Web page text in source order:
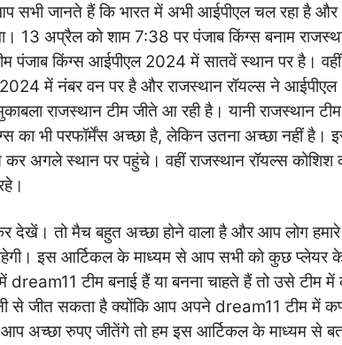
सभी जानते हैं कि भारत में अभी आईपीएल चल रहा है
13 अप्रैल को शाम 7:38 पर पंजाब किंग्स बनाम
पंजाब किंग्स आईपीएल 2024 में सातवें स्थान पर है।
में नंबर वन पर है और राजस्थान रॉयल्स ने आईपीएल
राजस्थान टीम जीते आ रही है। यानी राजस्थान
का भी परफॉर्मेंस अच्छा है, लेकिन उतना अच्छा नहीं है।
कर अगले स्थान पर पहुंचे। वहीं राजस्थान रॉयल्स
देखें। तो मैच बहुत अच्छा होने वाला है और आप लोग
इस आर्टिकल के माध्यम से आप सभी को कुछ प्लेयर के
टीम बनाई हैं या बनना चाहते हैं तो उसे टीम में
से जीत सकता है क्योंकि आप अपने dream11 टीम में
आप अच्छा रुपए जीतेंगे तो हम इस आर्टिकल के माध्यम से